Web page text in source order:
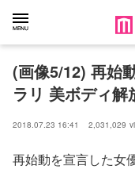
(画像5/12) 再始
ラリ 美ボディ解
2018.07.23 16:41 2,031,029
再始動を宣言した女